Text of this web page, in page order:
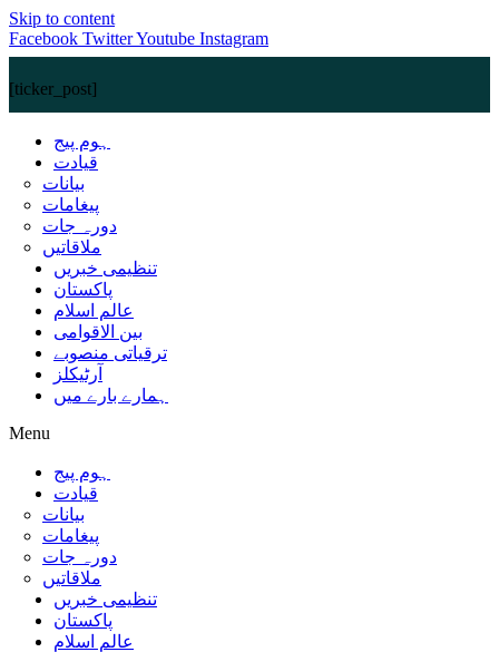
Skip to content
Facebook TwitterYoutube Instagram
[ticker_post]
ہوم پیج
قیادت
بیانات
پیغامات
دورہ جات
ملاقاتیں
تنظیمی خبریں
پاکستان
عالم اسلام
بین الاقوامی
ترقیاتی منصوبے
آرٹیکلز
ہمارے بارے میں
Menu
ہوم پیج
قیادت
بیانات
پیغامات
دورہ جات
ملاقاتیں
تنظیمی خبریں
پاکستان
عالم اسلام